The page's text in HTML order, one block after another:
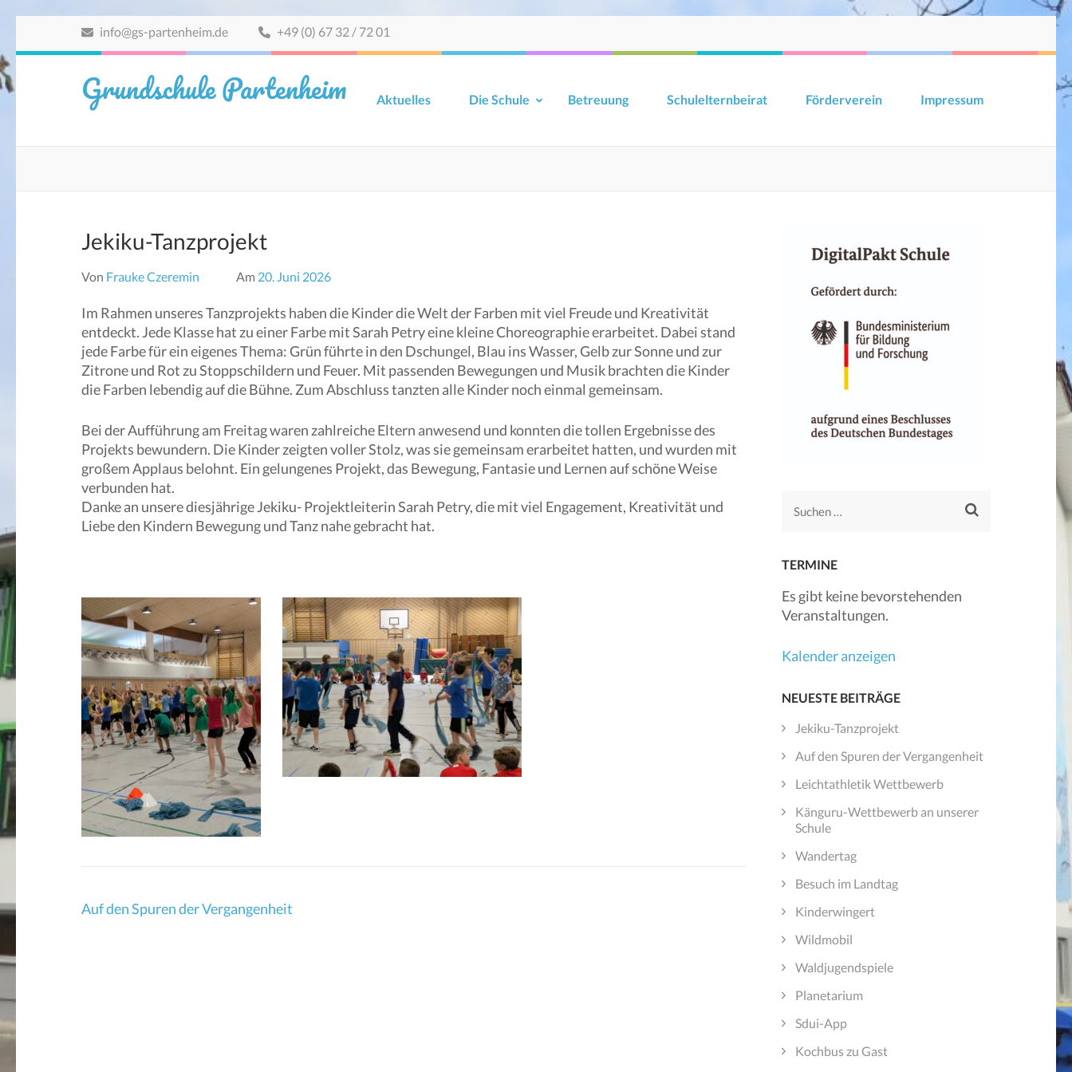
(Eingabetaste
info@gs-partenheim.de +49 (0) 67 32 / 72 01
Grundschule Partenheim Aktuelles Die Schule Betreuung Schulelternbeirat Förderverein Impressum
Jekiku-Tanzprojekt
Von Frauke Czeremin Am 20. Juni 2026
Im Rahmen unseres Tanzprojekts haben die Kinder die Welt der Farben mit viel Freude und Kreativität
entdeckt. Jede Klasse hat zu einer Farbe mit Sarah Petry eine kleine Choreographie erarbeitet. Dabei stand
jede Farbe für ein eigenes Thema: Grün führte in den Dschungel, Blau ins Wasser, Gelb zur Sonne und zur
Zitrone und Rot zu Stoppschildern und Feuer. Mit passenden Bewegungen und Musik brachten die Kinder
die Farben lebendig auf die Bühne. Zum Abschluss tanzten alle Kinder noch einmal gemeinsam.
Bei der Aufführung am Freitag waren zahlreiche Eltern anwesend und konnten die tollen Ergebnisse des
Projekts bewundern. Die Kinder zeigten voller Stolz, was sie gemeinsam erarbeitet hatten, und wurden mit
großem Applaus belohnt. Ein gelungenes Projekt, das Bewegung, Fantasie und Lernen auf schöne Weise
verbunden hat.
Danke an unsere diesjährige Jekiku- Projektleiterin Sarah Petry, die mit viel Engagement, Kreativität und
Liebe den Kindern Bewegung und Tanz nahe gebracht hat.
Beitragsnavigation
Auf den Spuren der Vergangenheit
Suchen
TERMINE
Es gibt keine bevorstehenden
Veranstaltungen.
Kalender anzeigen
NEUESTE BEITRÄGE
Jekiku-Tanzprojekt
Auf den Spuren der Vergangenheit
Leichtathletik Wettbewerb
Känguru-Wettbewerb an unserer
Schule
Wandertag
Besuch im Landtag
Kinderwingert
Wildmobil
Waldjugendspiele
Planetarium
Sdui-App
Kochbus zu Gast